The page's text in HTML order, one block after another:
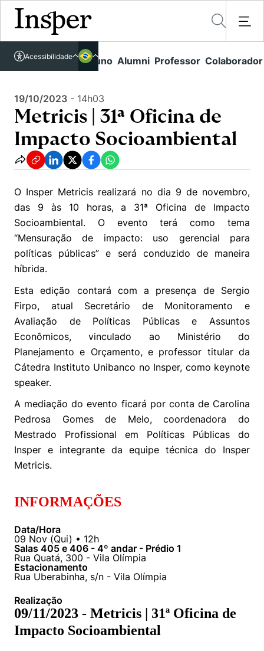
Links rápidos Aluno Alumni Professor Colaborador
Acessibilidade
Acessível em libras
Vestibular
Graduação
Todas as Engenharias
Engenharia de Computação
Engenharia de Produção
Engenharia Mecânica
Engenharia Mecatrônica
Pós-Graduação
Direito
Economia
Negócios
Políticas Públicas
Sustentabilidade
Educação Executiva
Busca por Áreas de Conhecimento
Quem Somos
Campus
Student Life
Núcleo de Carreiras
Hub de Inovação e Empreendedorismo
Como funciona
Prêmio Duda Ermírio de Moraes
Como funciona
Resolução Eficaz de Problemas
Oportunidade de Negócios
Women in Action
Trabalhe conosco
Sala de Imprensa
Comunidade Transforme
Missão
Lista de doadores
Pesquisa
Pesquisa no Insper
Centros de Conhecimento
Cátedras
Centro de Dados e IA
Repositório Institucional
Pesquisa na Graduação
Seminários Acadêmicos
Eventos
Newsletters
Notícias
Youtube
Instagram
Linkedin
Unidades Acadêmicas
Gestão e Economia
Engenharia e Ciência da Computação
Direito
Corpo Docente
Busca por docentes
Áreas de Conhecimento
Prêmios de Excelência
Ensino e aprendizagem
Fale Conosco
Atendimento
Visite o Insper
Canal de Ética
Portal da Privacidade
Insper - Home Page\Agenda de Eventos - arquivo \
Metricis | 31ª Oficina de Impacto Socioambiental
19/10/2023 - 14h03
Metricis | 31ª Oficina de
Impacto Socioambiental
O Insper Metricis realizará no dia 9 de novembro,
das 9 às 10 horas, a 31ª Oficina de Impacto
Socioambiental. O evento terá como tema
“Mensuração de impacto: uso gerencial para
políticas públicas” e será conduzido de maneira
híbrida.
Esta edição contará com a presença de Sergio
Firpo, atual Secretário de Monitoramento e
Avaliação de Políticas Públicas e Assuntos
Econômicos, vinculado ao Ministério do
Planejamento e Orçamento, e professor titular da
Cátedra Instituto Unibanco no Insper, como keynote
speaker.
A mediação do evento ficará por conta de Carolina
Pedrosa Gomes de Melo, coordenadora do
Mestrado Profissional em Políticas Públicas do
Insper e integrante da equipe técnica do Insper
Metricis.
INFORMAÇÕES
Data/Hora
09 Nov (Qui) • 12h
Salas 405 e 406 - 4º andar - Prédio 1
Rua Quatá, 300 - Vila Olímpia
Estacionamento
Rua Uberabinha, s/n - Vila Olímpia
Realização
09/11/2023 - Metricis | 31ª Oficina de
Impacto Socioambiental